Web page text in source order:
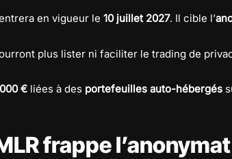
en vigueur le 10 juillet 2027. Il cible l’
plus lister ni faciliter le trading de
€ liées à des portefeuilles auto-hébergés
frappe